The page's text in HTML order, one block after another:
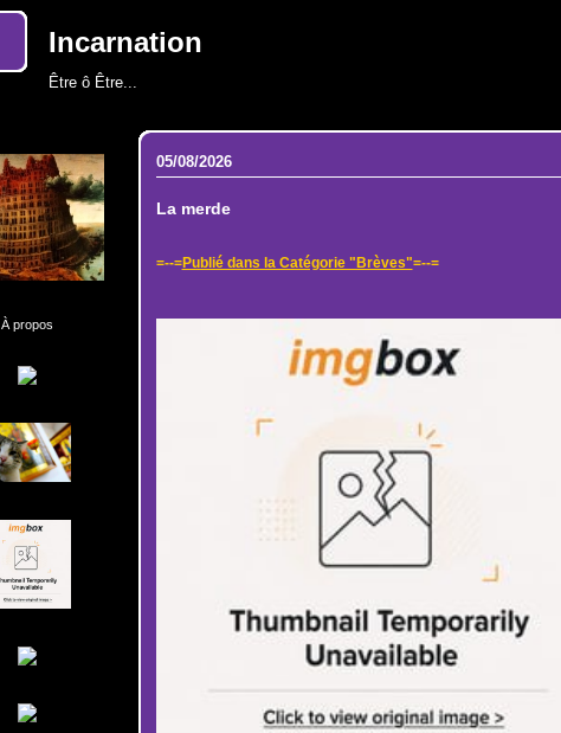
Incarnation
Être ô Être...
À propos
05/08/2026
La merde
=--=Publié dans la Catégorie "Brèves"=--=